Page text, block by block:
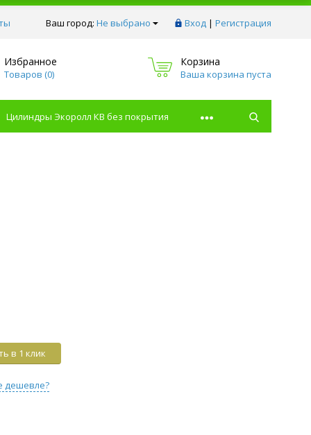
Ваш город: Не выбрано Вход | Регистрация
Избранное
Товаров (0)
Корзина
Ваша корзина пуста
Цилиндры Экоролл КВ без покрытия
в 1 клик
дешевле?